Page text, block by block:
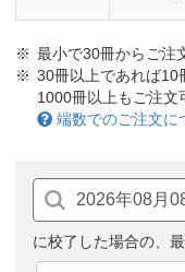
最小で30冊からご注
30冊以上であれば10
1000冊以上もご注文
端数でのご注文に
に校了した場合の、